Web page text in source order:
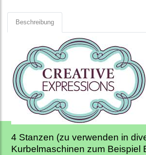
Beschreibung
4 Stanzen (zu verwenden in
Kurbelmaschinen zum Beispiel